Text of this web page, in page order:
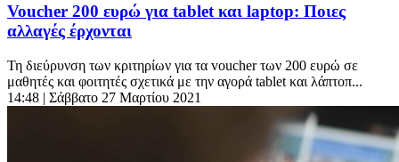
Voucher 200 ευρώ για tablet και laptop: Ποιες
αλλαγές έρχονται
Τη διεύρυνση των κριτηρίων για τα voucher των 200 ευρώ σε
μαθητές και φοιτητές σχετικά με την αγορά tablet και λάπτοπ...
14:48 | Σάββατο 27 Μαρτίου 2021